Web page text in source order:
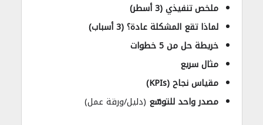
ملخص تنفيذي (3 أسطر)
لماذا تقع المشكلة عادة؟ (3 أسباب)
خريطة حل من 5 خطوات
مثال سريع
مقياس نجاح (KPIs)
مصدر واحد للتوسّع (دليل/ورقة عمل)